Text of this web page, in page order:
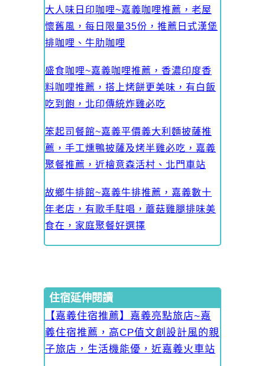
大人味日印咖哩~嘉義咖哩推薦，老屋
懷舊風，每日限量35份，推薦日式漢堡
排咖哩、牛肋咖哩
盛食咖哩~嘉義咖哩推薦，香濃印度香
料咖哩推薦，搭上烤餅更美味，有白飯
吃到飽，北印傳統炸雞必吃
笨起司餐館~嘉義平價義大利麵披薩推
薦，手工燻鴨披薩及烤半雞必吃，嘉義
聚餐推薦，近檜意森活村、北門車站
故鄉牛排館~嘉義牛排推薦，嘉義數十
年老店，有歌手駐唱，蘑菇雞腿排味美
食在，家庭聚餐好選擇
住宿延伸閱讀
【嘉義住宿推薦】嘉義亮點旅店~嘉
義住宿推薦，高CP值文創設計風的親
子旅店，生活機能優，近嘉義火車站